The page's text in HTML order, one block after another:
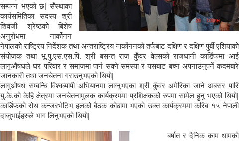
सम्पन्न भएको छ| सँस्थाका
कार्यसमितिका सदस्य श्री
शिवजी श्रेष्ठको बिशेष
अनुरोधमा नार्कोनन
नेपालको राष्ट्रिय निर्देशक तथा अन्तराष्ट्रिय नार्कोननको तर्फबाट दक्षिण र दक्षिण पुर्बी एशियाको
संयोजक तथा भू.पु.एस.एस.पि. श्री बसन्त राज कुँवर वेल्सको राजधानी कार्डिफमा आई
लागुऔषधले घर परिवार र समाजमा पार्न सक्ने समस्या र यसबाट बच्न अपनाउनुपर्ने कदमबारे
जानकारी तथा जनचेतना गराउनुभएको थियो|
लागुऔषध सम्बन्धि विश्वब्यापी अभियानमा लाग्नुभएका श्री कुँवर अमेरिका जाने अबसर पारि
यु.के.को केहि क्षेत्रमा जनचेतनामुलक कार्यक्रममा प्रशिक्षकको रुपमा सामेल हुनु भएको थियो|
कार्डिफको रोथ कन्जरभेटिभ हलको बैठक कोठामा भएको उक्त कार्यक्रममा करिब १५ नेपाली
दाजुभाईहरुले भाग लिनुभएको थियो|
बर्षात र दैनिक काम धामको